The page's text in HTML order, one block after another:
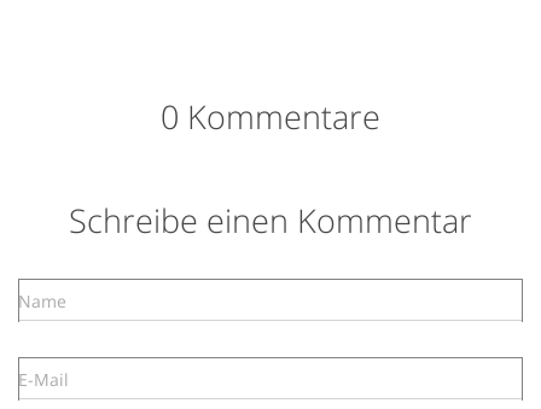
0 Kommentare
Schreibe einen Kommentar
Name
E-Mail